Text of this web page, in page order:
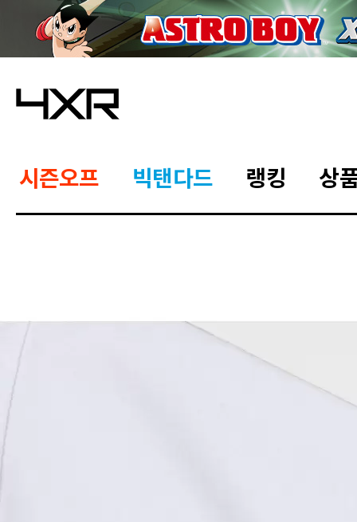
시즌오프 빅탠다드 랭킹 상